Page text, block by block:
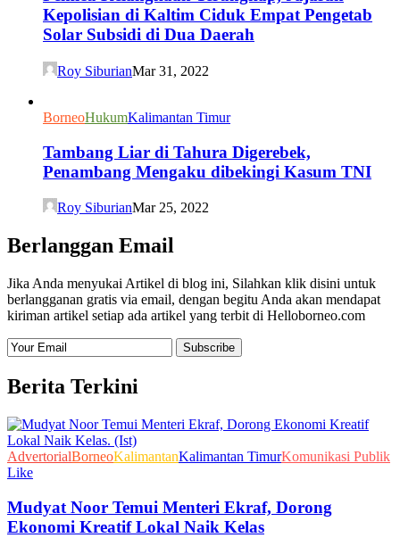
Kepolisian di Kaltim Ciduk Empat Pengetab
Solar Subsidi di Dua Daerah
Roy SiburianMar 31, 2022
BorneoHukumKalimantan Timur
Tambang Liar di Tahura Digerebek,
Penambang Mengaku dibekingi Kasum TNI
Roy SiburianMar 25, 2022
Berlanggan Email
Jika Anda menyukai Artikel di blog ini, Silahkan klik disini untuk
berlangganan gratis via email, dengan begitu Anda akan mendapat
kiriman artikel setiap ada artikel yang terbit di Helloborneo.com
Berita Terkini
AdvertorialBorneoKalimantanKalimantan TimurKomunikasi Publik
Like
Mudyat Noor Temui Menteri Ekraf, Dorong
Ekonomi Kreatif Lokal Naik Kelas